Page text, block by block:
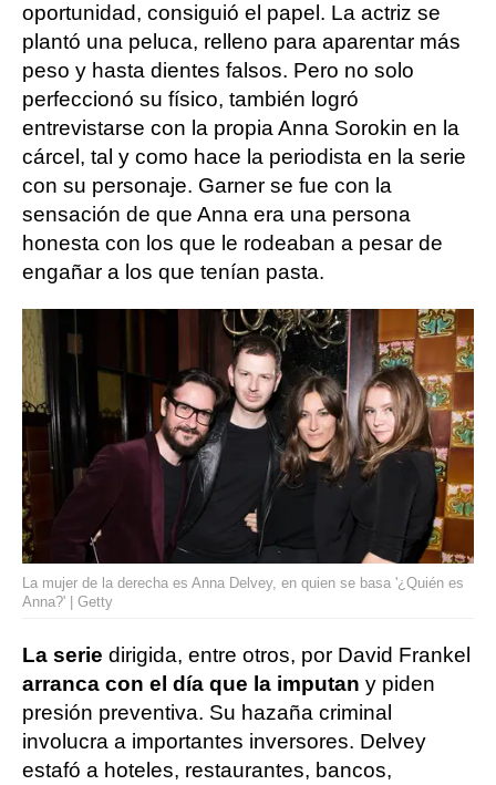
oportunidad, consiguió el papel. La actriz se
plantó una peluca, relleno para aparentar más
peso y hasta dientes falsos. Pero no solo
perfeccionó su físico, también logró
entrevistarse con la propia Anna Sorokin en la
cárcel, tal y como hace la periodista en la serie
con su personaje. Garner se fue con la
sensación de que Anna era una persona
honesta con los que le rodeaban a pesar de
engañar a los que tenían pasta.
La mujer de la derecha es Anna Delvey, en quien se basa '¿Quién es
Anna?' | Getty
La serie dirigida, entre otros, por David Frankel
arranca con el día que la imputan y piden
presión preventiva. Su hazaña criminal
involucra a importantes inversores. Delvey
estafó a hoteles, restaurantes, bancos,